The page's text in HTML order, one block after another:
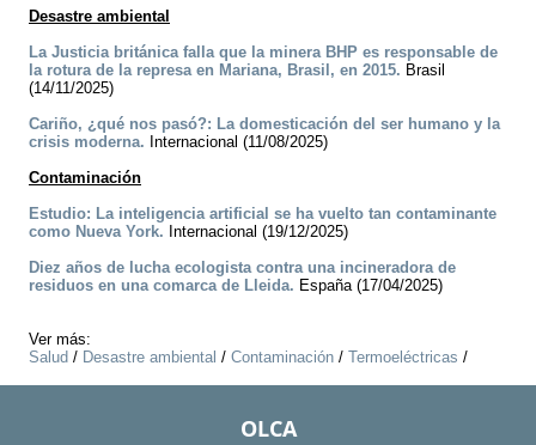
Desastre ambiental
La Justicia británica falla que la minera BHP es responsable de
la rotura de la represa en Mariana, Brasil, en 2015. Brasil
(14/11/2025)
Cariño, ¿qué nos pasó?: La domesticación del ser humano y la
crisis moderna. Internacional (11/08/2025)
Contaminación
Estudio: La inteligencia artificial se ha vuelto tan contaminante
como Nueva York. Internacional (19/12/2025)
Diez años de lucha ecologista contra una incineradora de
residuos en una comarca de Lleida. España (17/04/2025)
Ver más:
Salud / Desastre ambiental / Contaminación / Termoeléctricas /
OLCA